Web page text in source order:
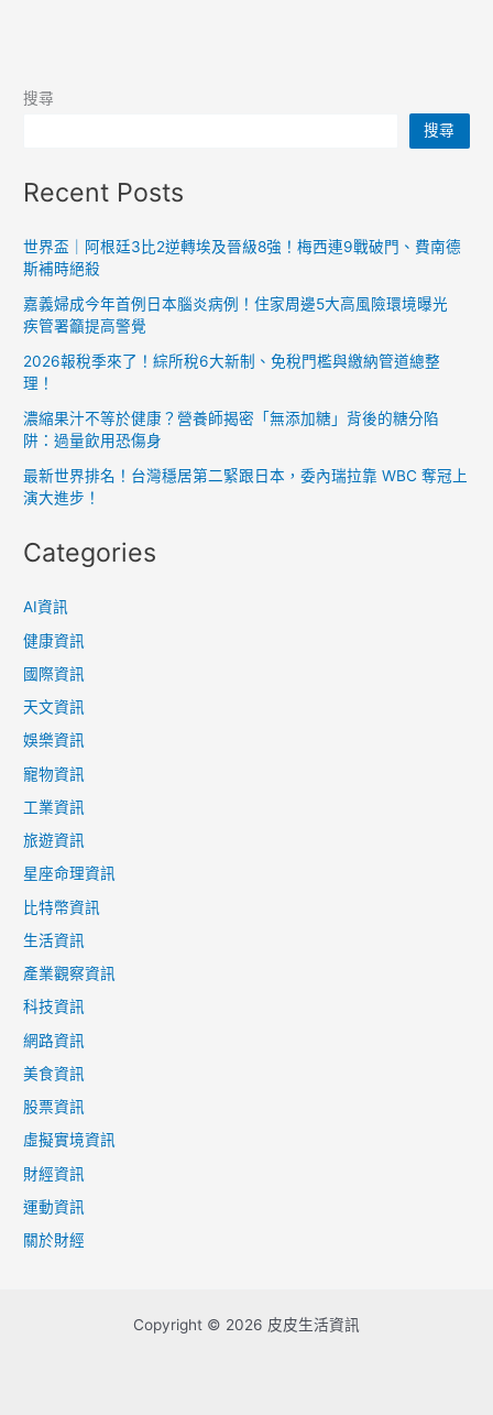
搜尋
搜尋
Recent Posts
世界盃｜阿根廷3比2逆轉埃及晉級8強！梅西連9戰破門、費南德
斯補時絕殺
嘉義婦成今年首例日本腦炎病例！住家周邊5大高風險環境曝光
疾管署籲提高警覺
2026報稅季來了！綜所稅6大新制、免稅門檻與繳納管道總整
理！
濃縮果汁不等於健康？營養師揭密「無添加糖」背後的糖分陷
阱：過量飲用恐傷身
最新世界排名！台灣穩居第二緊跟日本，委內瑞拉靠 WBC 奪冠上
演大進步！
Categories
AI資訊
健康資訊
國際資訊
天文資訊
娛樂資訊
寵物資訊
工業資訊
旅遊資訊
星座命理資訊
比特幣資訊
生活資訊
產業觀察資訊
科技資訊
網路資訊
美食資訊
股票資訊
虛擬實境資訊
財經資訊
運動資訊
關於財經
Copyright © 2026 皮皮生活資訊